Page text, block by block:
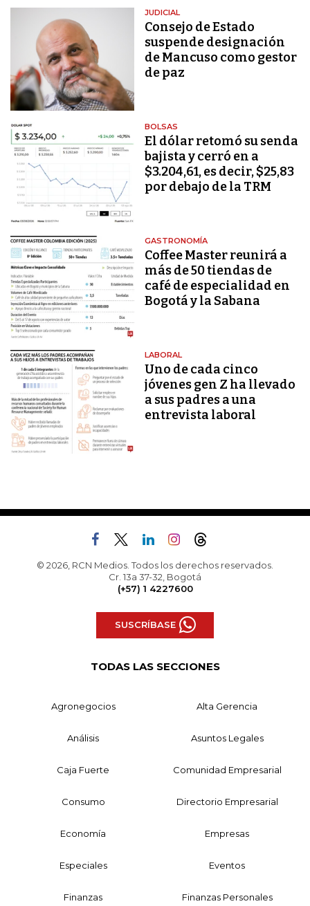
JUDICIAL
Consejo de Estado
suspende designación
de Mancuso como gestor
de paz
BOLSAS
El dólar retomó su senda
bajista y cerró en a
$3.204,61, es decir, $25,83
por debajo de la TRM
GASTRONOMÍA
Coffee Master reunirá a
más de 50 tiendas de
café de especialidad en
Bogotá y la Sabana
LABORAL
Uno de cada cinco
jóvenes gen Z ha llevado
a sus padres a una
entrevista laboral
© 2026, RCN Medios. Todos los derechos reservados.
Cr. 13a 37-32, Bogotá
(+57) 1 4227600
SUSCRÍBASE
TODAS LAS SECCIONES
Agronegocios Alta Gerencia
Análisis Asuntos Legales
Caja Fuerte Comunidad Empresarial
Consumo Directorio Empresarial
Economía Empresas
Especiales Eventos
Finanzas Finanzas Personales